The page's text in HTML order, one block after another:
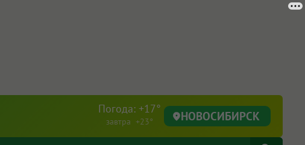
Погода: +17°
завтра +23° НОВОСИБИРСК